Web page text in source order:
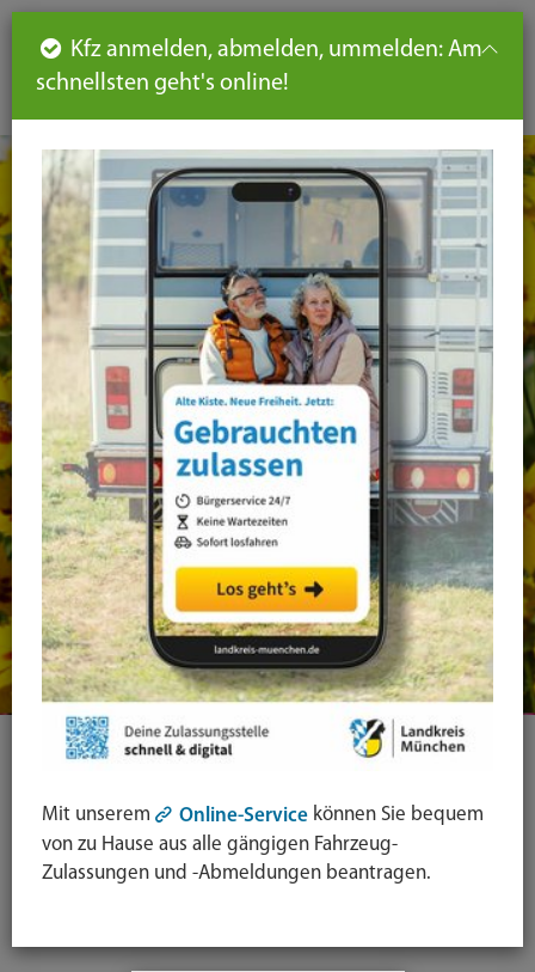
DE
Ihre Suche
Suche in leichter Sprache
Seiteninhalt
Hauptnavigation
Seitennavigation
leichte
Sprache
Kfz anmelden, abmelden, ummelden: Am
schnellsten geht's online!
Mit unserem Online-Service können Sie bequem
von zu Hause aus alle gängigen Fahrzeug-
Zulassungen und -Abmeldungen beantragen.